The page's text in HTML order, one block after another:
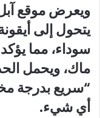
ويعرض موقع
سوداء، مما
“سريع بدرجة
أي شيء.